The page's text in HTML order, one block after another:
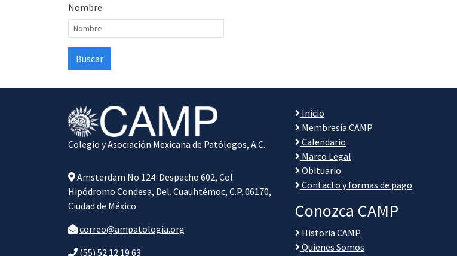
Nombre
Colegio y Asociación Mexicana de Patólogos, A.C.
Amsterdam No 124-Despacho 602, Col.
Hipódromo Condesa, Del. Cuauhtémoc, C.P. 06170,
Ciudad de México
correo@ampatologia.org
(55) 52 12 19 63
Inicio
Membresía CAMP
Calendario
Marco Legal
Obituario
Contacto y formas de pago
Conozca CAMP
Historia CAMP
Quienes Somos